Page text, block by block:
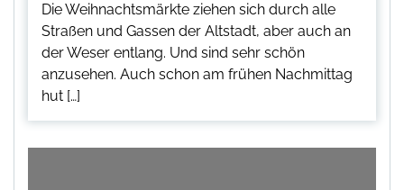
Die Weihnachtsmärkte ziehen sich durch alle
Straßen und Gassen der Altstadt, aber auch an
der Weser entlang. Und sind sehr schön
anzusehen. Auch schon am frühen Nachmittag
hut […]